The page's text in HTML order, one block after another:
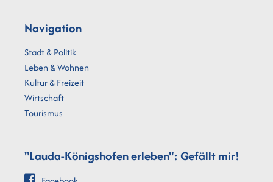
Navigation
Stadt & Politik
Leben & Wohnen
Kultur & Freizeit
Wirtschaft
Tourismus
"Lauda-Königshofen erleben": Gefällt mir!